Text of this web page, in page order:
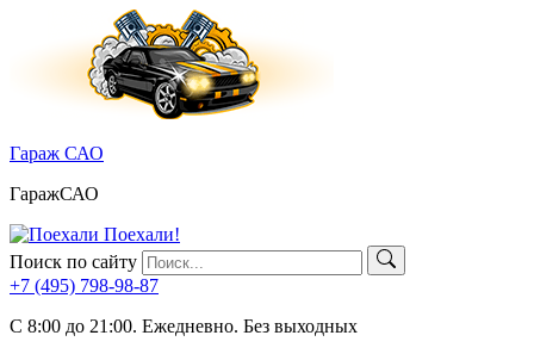
Гараж САО
ГаражСАО
Поехали!
Поиск по сайту
+7 (495) 798-98-87
C 8:00 до 21:00. Ежедневно. Без выходных